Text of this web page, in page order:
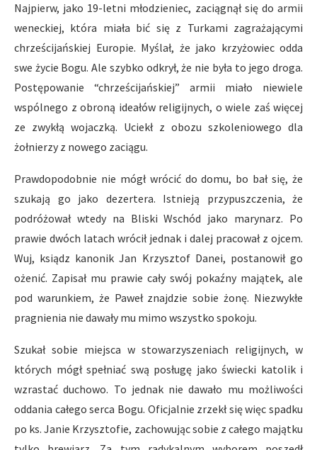
Najpierw, jako 19-letni młodzieniec, zaciągnął się do armii
weneckiej, która miała bić się z Turkami zagrażającymi
chrześcijańskiej Europie. Myślał, że jako krzyżowiec odda
swe życie Bogu. Ale szybko odkrył, że nie była to jego droga.
Postępowanie “chrześcijańskiej” armii miało niewiele
wspólnego z obroną ideałów religijnych, o wiele zaś więcej
ze zwykłą wojaczką. Uciekł z obozu szkoleniowego dla
żołnierzy z nowego zaciągu.
Prawdopodobnie nie mógł wrócić do domu, bo bał się, że
szukają go jako dezertera. Istnieją przypuszczenia, że
podróżował wtedy na Bliski Wschód jako marynarz. Po
prawie dwóch latach wrócił jednak i dalej pracował z ojcem.
Wuj, ksiądz kanonik Jan Krzysztof Danei, postanowił go
ożenić. Zapisał mu prawie cały swój pokaźny majątek, ale
pod warunkiem, że Paweł znajdzie sobie żonę. Niezwykłe
pragnienia nie dawały mu mimo wszystko spokoju.
Szukał sobie miejsca w stowarzyszeniach religijnych, w
których mógł spełniać swą posługę jako świecki katolik i
wzrastać duchowo. To jednak nie dawało mu możliwości
oddania całego serca Bogu. Oficjalnie zrzekł się więc spadku
po ks. Janie Krzysztofie, zachowując sobie z całego majątku